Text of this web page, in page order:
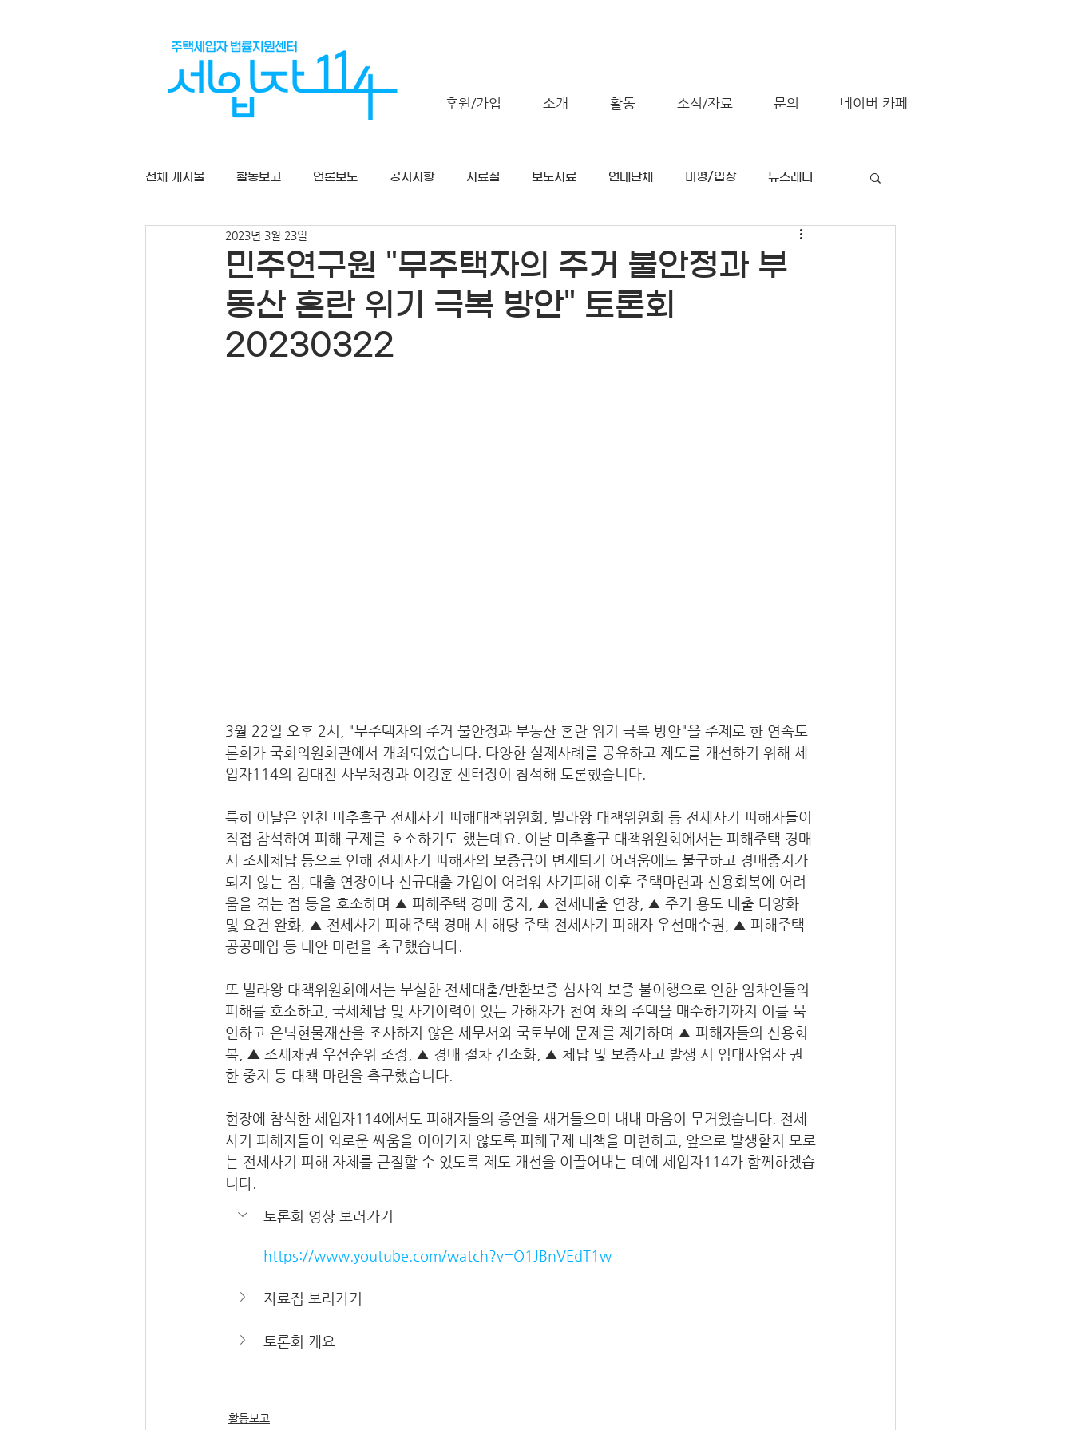
후원/가입 소개 활동 소식/자료 문의 네이버 카페
전체 게시물 활동보고 언론보도 공지사항 자료실 보도자료 연대단체 비평/입장 뉴스레터
상담게시판
민주연구원 "무주택자의 주거 불안정과 부
동산 혼란 위기 극복 방안" 토론회
20230322
2023년 3월 23일
3월 22일 오후 2시, "무주택자의 주거 불안정과 부동산 혼란 위기 극복 방안"을 주제로 한 연속토
론회가 국회의원회관에서 개최되었습니다. 다양한 실제사례를 공유하고 제도를 개선하기 위해 세
입자114의 김대진 사무처장과 이강훈 센터장이 참석해 토론했습니다.
특히 이날은 인천 미추홀구 전세사기 피해대책위원회, 빌라왕 대책위원회 등 전세사기 피해자들이
직접 참석하여 피해 구제를 호소하기도 했는데요. 이날 미추홀구 대책위원회에서는 피해주택 경매
시 조세체납 등으로 인해 전세사기 피해자의 보증금이 변제되기 어려움에도 불구하고 경매중지가
되지 않는 점, 대출 연장이나 신규대출 가입이 어려워 사기피해 이후 주택마련과 신용회복에 어려
움을 겪는 점 등을 호소하며 ▲ 피해주택 경매 중지, ▲ 전세대출 연장, ▲ 주거 용도 대출 다양화
및 요건 완화, ▲ 전세사기 피해주택 경매 시 해당 주택 전세사기 피해자 우선매수권, ▲ 피해주택
공공매입 등 대안 마련을 촉구했습니다.
또 빌라왕 대책위원회에서는 부실한 전세대출/반환보증 심사와 보증 불이행으로 인한 임차인들의
피해를 호소하고, 국세체납 및 사기이력이 있는 가해자가 천여 채의 주택을 매수하기까지 이를 묵
인하고 은닉현물재산을 조사하지 않은 세무서와 국토부에 문제를 제기하며 ▲ 피해자들의 신용회
복, ▲ 조세채권 우선순위 조정, ▲ 경매 절차 간소화, ▲ 체납 및 보증사고 발생 시 임대사업자 권
한 중지 등 대책 마련을 촉구했습니다.
현장에 참석한 세입자114에서도 피해자들의 증언을 새겨들으며 내내 마음이 무거웠습니다. 전세
사기 피해자들이 외로운 싸움을 이어가지 않도록 피해구제 대책을 마련하고, 앞으로 발생할지 모로
는 전세사기 피해 자체를 근절할 수 있도록 제도 개선을 이끌어내는 데에 세입자114가 함께하겠습
니다.
토론회 영상 보러가기
https://www.youtube.com/watch?v=O1JBnVEdT1w
자료집 보러가기
토론회 개요
활동보고